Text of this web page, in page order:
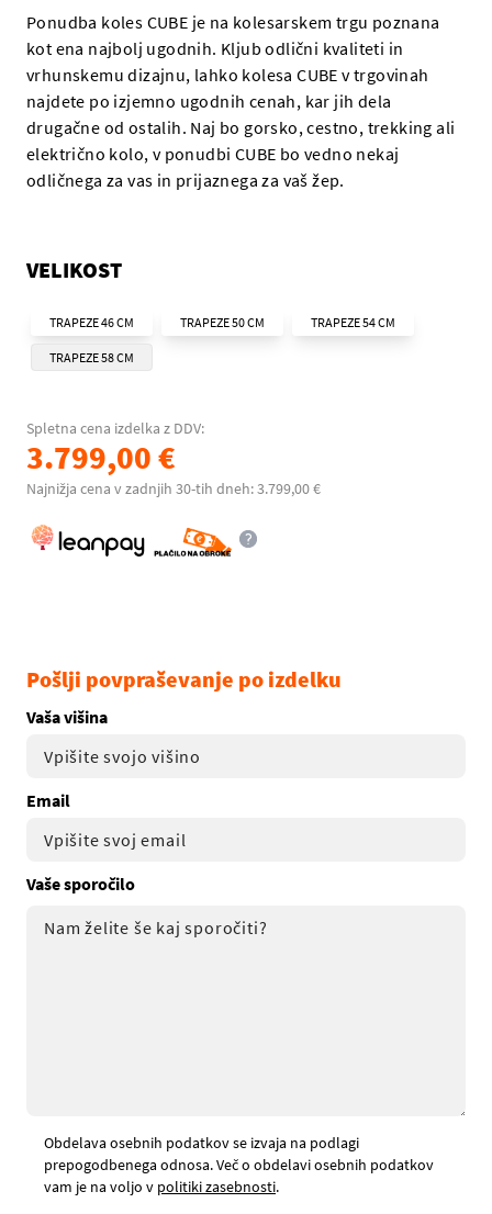
Ponudba koles CUBE je na kolesarskem trgu poznana
kot ena najbolj ugodnih. Kljub odlični kvaliteti in
vrhunskemu dizajnu, lahko kolesa CUBE v trgovinah
najdete po izjemno ugodnih cenah, kar jih dela
drugačne od ostalih. Naj bo gorsko, cestno, trekking ali
električno kolo, v ponudbi CUBE bo vedno nekaj
odličnega za vas in prijaznega za vaš žep.
VELIKOST
TRAPEZE 46 CM TRAPEZE 50 CM TRAPEZE 54 CM
TRAPEZE 58 CM
Spletna cena izdelka z DDV:
3.799,00 €
Najnižja cena v zadnjih 30-tih dneh: 3.799,00 €
Pošlji povpraševanje po izdelku
Vaša višina
Email
Vaše sporočilo
Obdelava osebnih podatkov se izvaja na podlagi
prepogodbenega odnosa. Več o obdelavi osebnih podatkov
vam je na voljo v politiki zasebnosti.